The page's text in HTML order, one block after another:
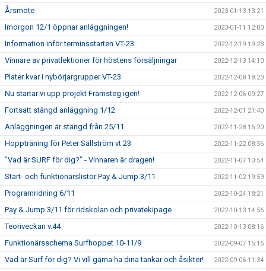
Årsmöte 2023-01-13 13:21
Imorgon 12/1 öppnar anläggningen! 2023-01-11 12:00
Information inför terminsstarten VT-23 2022-12-19 19:23
Vinnare av privatlektioner för höstens försäljningar 2022-12-13 14:10
Plater kvar i nybörjargrupper VT-23 2022-12-08 18:23
Nu startar vi upp projekt Framsteg igen! 2022-12-06 09:27
Fortsatt stängd anläggning 1/12 2022-12-01 21:40
Anläggningen är stängd från 25/11 2022-11-28 16:20
Hoppträning för Peter Sällström vt 23 2022-11-22 08:56
”Vad är SURF för dig?” - Vinnaren är dragen! 2022-11-07 10:54
Start- och funktionärslistor Pay & Jump 3/11 2022-11-02 19:59
Programridning 6/11 2022-10-24 18:21
Pay & Jump 3/11 för ridskolan och privatekipage 2022-10-13 14:56
Teoriveckan v.44 2022-10-13 08:16
Funktionärsschema Surfhoppet 10-11/9 2022-09-07 15:15
Vad är Surf för dig? Vi vill gärna ha dina tankar och åsikter! 2022-09-06 11:34